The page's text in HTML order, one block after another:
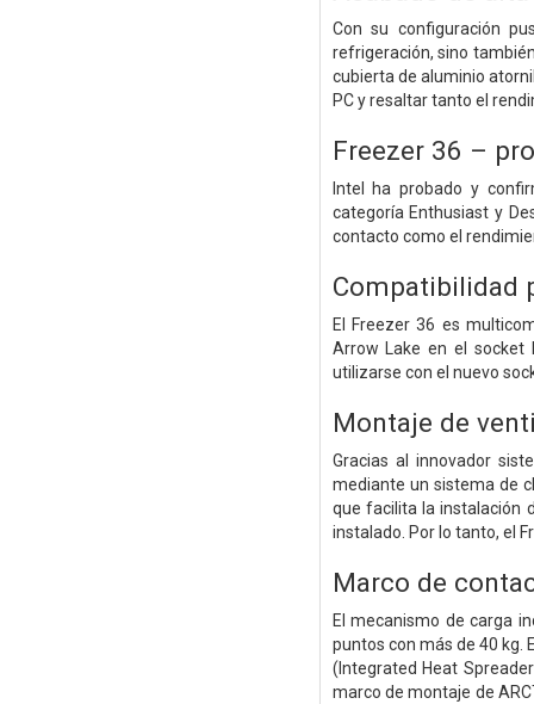
Con su configuración
refrigeración, sino
cubierta de aluminio
PC y resaltar tanto el
Freezer 36 –
Intel ha probado y
categoría Enthusiast y
contacto como el
Compatibilidad
El Freezer 36 es
Arrow Lake en el socket
utilizarse con el nuevo
Montaje de
Gracias al innovador
mediante un sistema de
que facilita la instalación
instalado. Por lo tanto, el
Marco de
El mecanismo de carga
puntos con más de 40 kg.
(Integrated Heat
marco de montaje de